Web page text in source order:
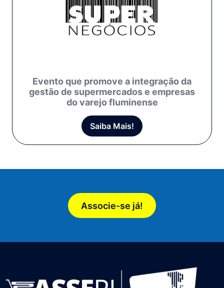
Evento que promove a integração da
gestão de supermercados e empresas
do varejo fluminense
Saiba Mais!
Associe-se já!